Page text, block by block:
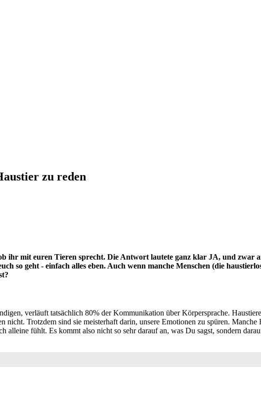
zu reden
ihr mit euren Tieren sprecht. Die Antwort lautete ganz klar JA, und
so geht - einfach alles eben. Auch wenn manche Menschen (die
verläuft tatsächlich 80% der Kommunikation über Körpersprache.
nicht. Trotzdem sind sie meisterhaft darin, unsere Emotionen zu spüren.
alleine fühlt. Es kommt also nicht so sehr darauf an, was Du sagst, sondern